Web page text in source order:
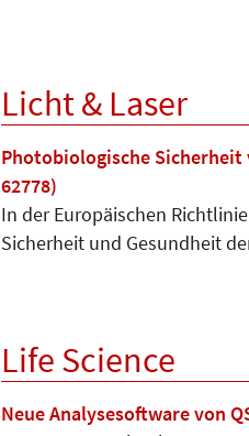
Licht & Laser
Photobiologische Sicherheit
62778)
In der Europäischen
Sicherheit und Gesundheit
Life Science
Neue Analysesoftware von